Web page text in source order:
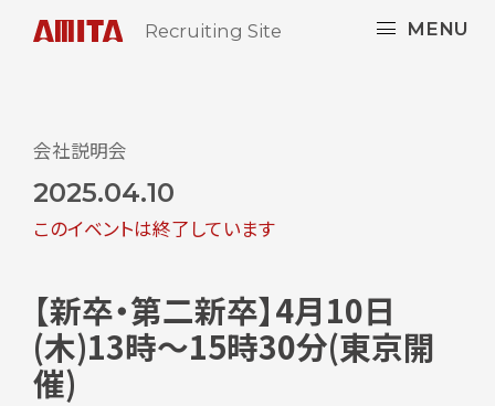
Recruiting Site MENU
会社説明会
【新卒・第二新卒】4月10日
(木)13時～15時30分(東京開
催)
2025.04.10
このイベントは終了しています